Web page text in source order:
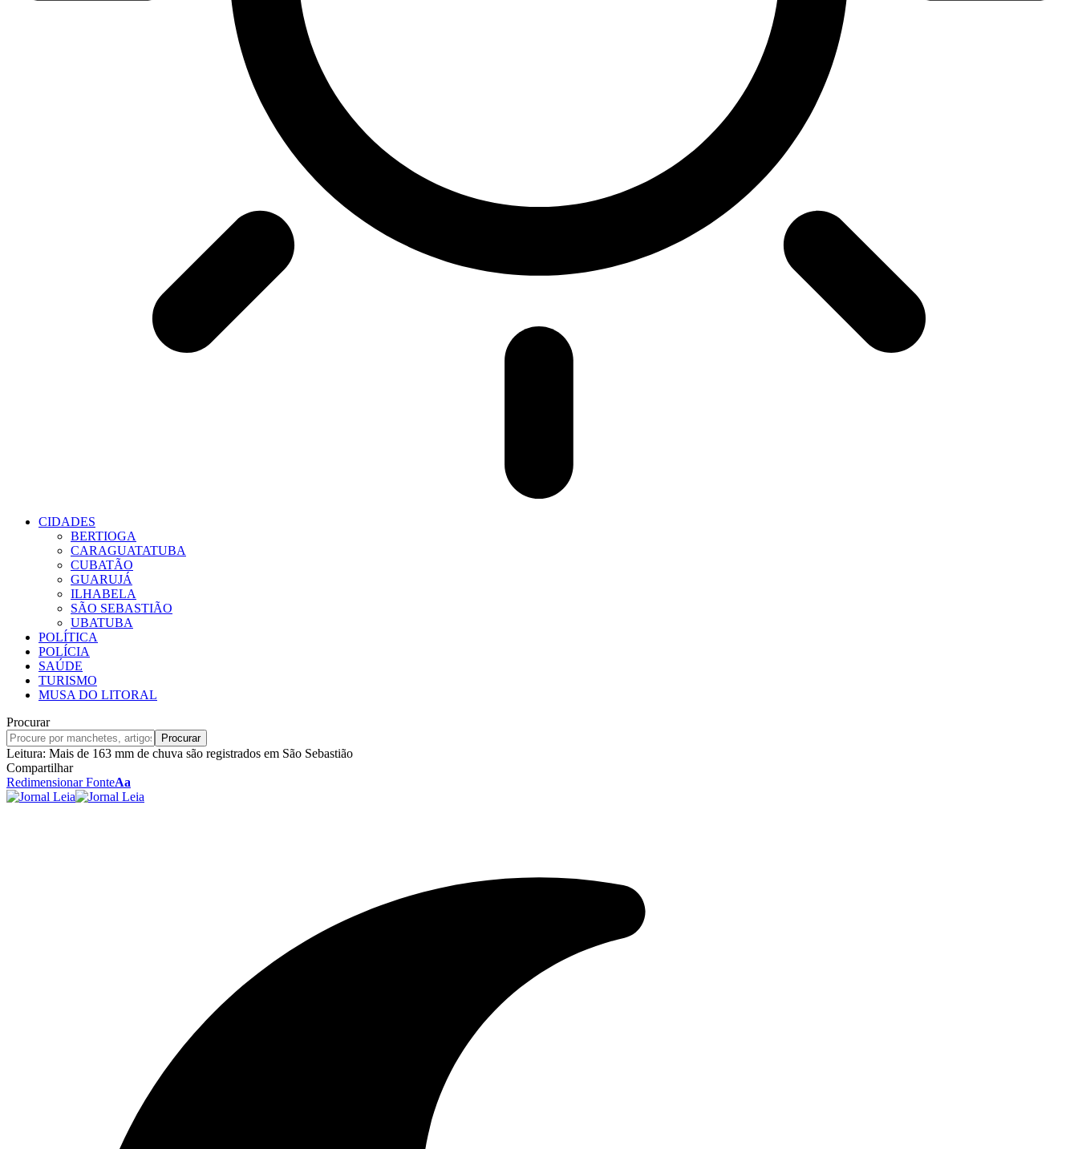
CIDADES
BERTIOGA
CARAGUATATUBA
CUBATÃO
GUARUJÁ
ILHABELA
SÃO SEBASTIÃO
UBATUBA
POLÍTICA
POLÍCIA
SAÚDE
TURISMO
MUSA DO LITORAL
Procurar
Leitura: Mais de 163 mm de chuva são registrados em São Sebastião
Compartilhar
Redimensionar FonteAa